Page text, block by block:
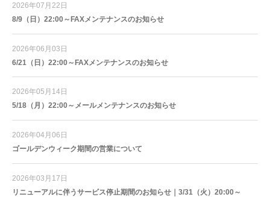
2026年07月22日
8/9（日）22:00～FAXメンテナンスのお知らせ
2026年06月03日
6/21（日）22:00～FAXメンテナンスのお知らせ
2026年05月14日
5/18（月）22:00～メールメンテナンスのお知らせ
2026年04月06日
ゴールデンウィーク期間の営業について
2026年03月17日
リニューアルに伴うサービス停止期間のお知らせ｜3/31（火）20:00～